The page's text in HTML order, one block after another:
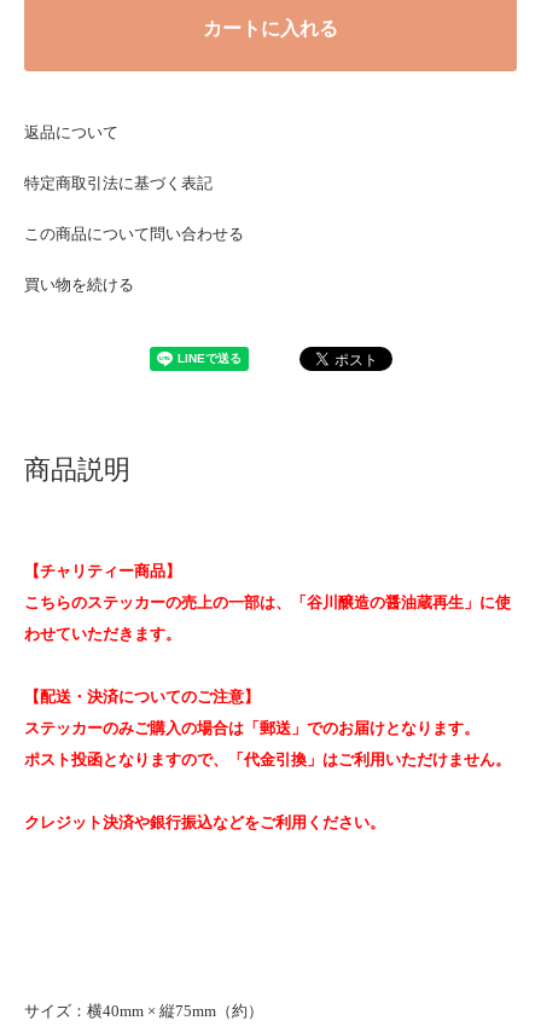
カートに入れる
返品について
特定商取引法に基づく表記
この商品について問い合わせる
買い物を続ける
商品説明
【チャリティー商品】
こちらのステッカーの売上の一部は、「谷川醸造の醤油蔵再生」に使
わせていただきます。
【配送・決済についてのご注意】
ステッカーのみご購入の場合は「郵送」でのお届けとなります。
ポスト投函となりますので、「代金引換」はご利用いただけません。
クレジット決済や銀行振込などをご利用ください。
サイズ：横40mm × 縦75mm（約）